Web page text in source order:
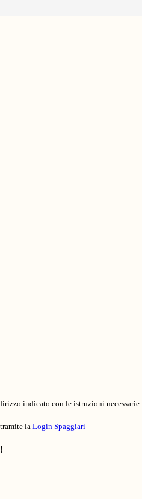
indicato con le istruzioni necessarie.
la Login Spaggiari